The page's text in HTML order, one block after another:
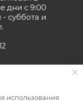
дни с 9:00
суббота и
использования